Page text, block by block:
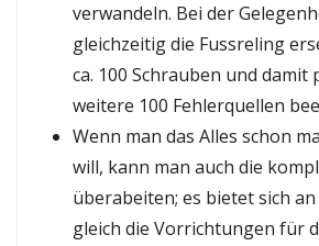
verwandeln. Bei der
gleichzeitig die Fussreling
ca. 100 Schrauben und damit
weitere 100 Fehlerquellen
Wenn man das Alles schon
will, kann man auch die
überabeiten; es bietet sich
gleich die Vorrichtungen für